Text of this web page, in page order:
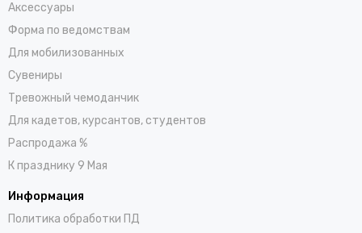
Аксессуары
Форма по ведомствам
Для мобилизованных
Сувениры
Тревожный чемоданчик
Для кадетов, курсантов, студентов
Распродажа %
К празднику 9 Мая
Информация
Политика обработки ПД